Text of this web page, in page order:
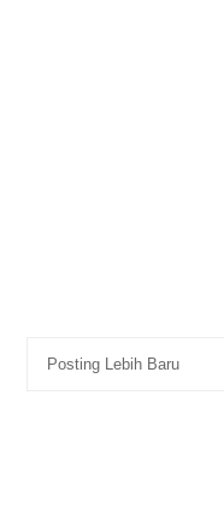
Posting Lebih Baru